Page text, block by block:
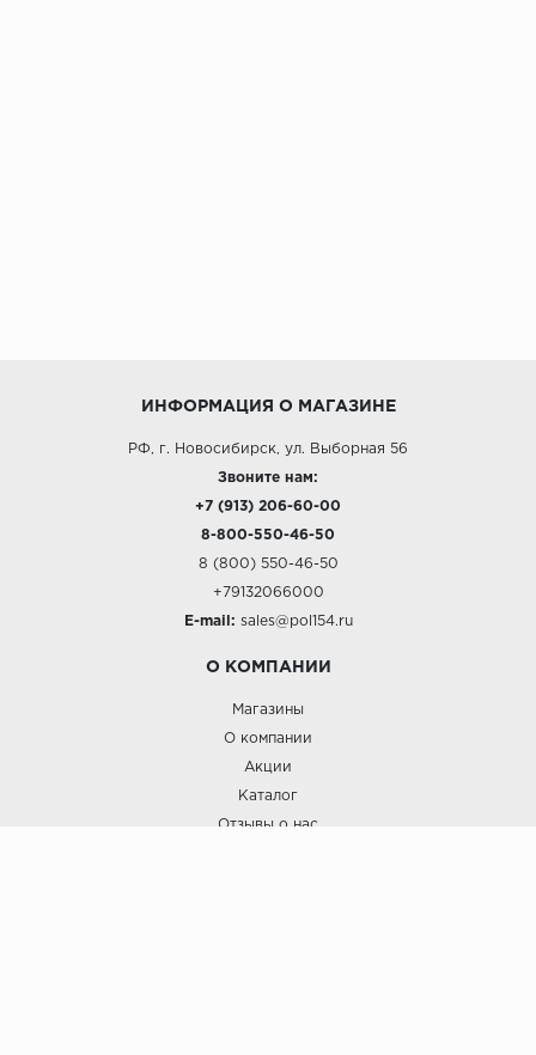
ИНФОРМАЦИЯ О МАГАЗИНЕ
РФ, г. Новосибирск, ул. Выборная 56
Звоните нам:
+7 (913) 206-60-00
8-800-550-46-50
8 (800) 550-46-50
+79132066000
E-mail: sales@pol154.ru
О КОМПАНИИ
Магазины
О компании
Акции
Каталог
Отзывы о нас